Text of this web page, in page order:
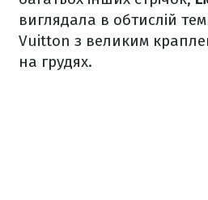
виглядала в обтислій
Vuitton з великим
на грудях.